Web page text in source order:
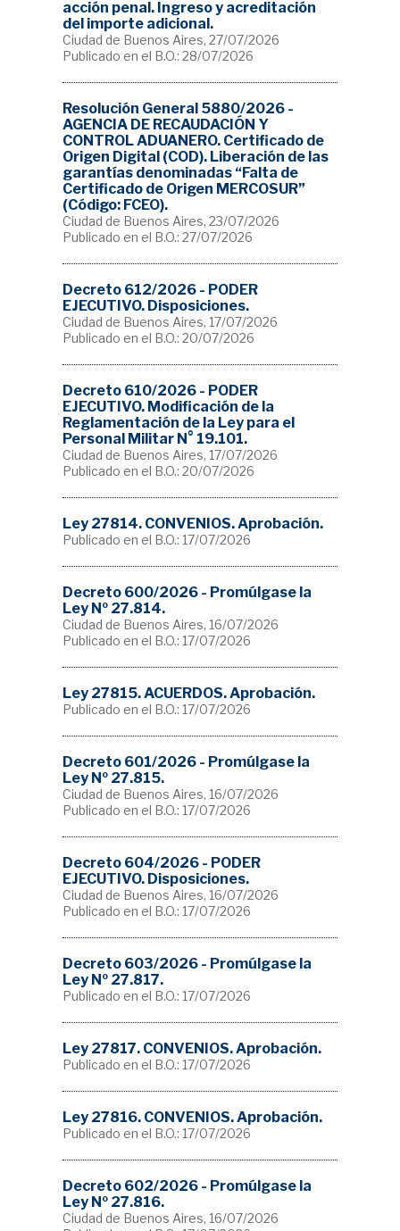
acción penal. Ingreso y acreditación
del importe adicional.
Ciudad de Buenos Aires, 27/07/2026
Publicado en el B.O.: 28/07/2026
Resolución General 5880/2026 -
AGENCIA DE RECAUDACIÓN Y
CONTROL ADUANERO. Certificado de
Origen Digital (COD). Liberación de las
garantías denominadas “Falta de
Certificado de Origen MERCOSUR”
(Código: FCEO).
Ciudad de Buenos Aires, 23/07/2026
Publicado en el B.O.: 27/07/2026
Decreto 612/2026 - PODER
EJECUTIVO. Disposiciones.
Ciudad de Buenos Aires, 17/07/2026
Publicado en el B.O.: 20/07/2026
Decreto 610/2026 - PODER
EJECUTIVO. Modificación de la
Reglamentación de la Ley para el
Personal Militar N° 19.101.
Ciudad de Buenos Aires, 17/07/2026
Publicado en el B.O.: 20/07/2026
Ley 27814. CONVENIOS. Aprobación.
Publicado en el B.O.: 17/07/2026
Decreto 600/2026 - Promúlgase la
Ley Nº 27.814.
Ciudad de Buenos Aires, 16/07/2026
Publicado en el B.O.: 17/07/2026
Ley 27815. ACUERDOS. Aprobación.
Publicado en el B.O.: 17/07/2026
Decreto 601/2026 - Promúlgase la
Ley Nº 27.815.
Ciudad de Buenos Aires, 16/07/2026
Publicado en el B.O.: 17/07/2026
Decreto 604/2026 - PODER
EJECUTIVO. Disposiciones.
Ciudad de Buenos Aires, 16/07/2026
Publicado en el B.O.: 17/07/2026
Decreto 603/2026 - Promúlgase la
Ley Nº 27.817.
Publicado en el B.O.: 17/07/2026
Ley 27817. CONVENIOS. Aprobación.
Publicado en el B.O.: 17/07/2026
Ley 27816. CONVENIOS. Aprobación.
Publicado en el B.O.: 17/07/2026
Decreto 602/2026 - Promúlgase la
Ley Nº 27.816.
Ciudad de Buenos Aires, 16/07/2026